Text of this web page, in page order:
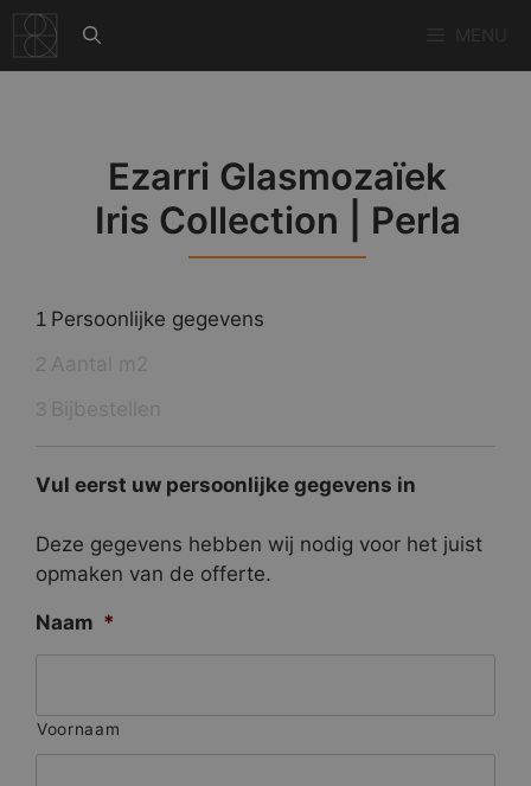
naar
de
Ezarri Glasmozaïek
Iris Collection | Perla
1 Persoonlijke gegevens
Vul eerst uw persoonlijke gegevens in
Deze gegevens hebben wij nodig voor het juist
opmaken van de offerte.
Naam *
Voornaam